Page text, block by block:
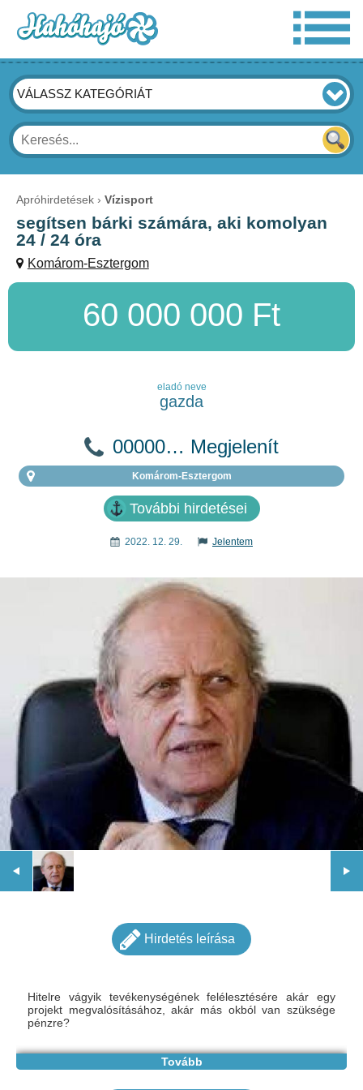
VÁLASSZ KATEGÓRIÁT
Apróhirdetések Vízisport
segítsen bárki számára, aki komolyan
24 / 24 óra
Komárom-Esztergom
60 000 000 Ft
eladó neve
gazda
00000… Megjelenít
Komárom-Esztergom
További hirdetései
2022. 12. 29. Jelentem
Hirdetés leírása
Hitelre vágyik tevékenységének felélesztésére akár egy
projekt megvalósításához, akár más okból van szüksége
pénzre?
Ha aggodalomra ad okot, még akkor is, ha elakadt az
országában, és nincs hozzáférése finanszírozáshoz, kérjük,
Tovább